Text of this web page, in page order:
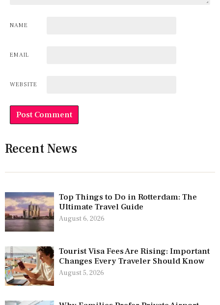
NAME
EMAIL
WEBSITE
Recent News
Top Things to Do in Rotterdam: The
Ultimate Travel Guide
August 6, 2026
Tourist Visa Fees Are Rising: Important
Changes Every Traveler Should Know
August 5, 2026